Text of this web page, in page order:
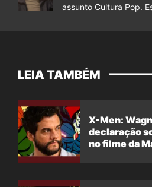
assunto Cultura Pop.
LEIA TAMBÉM
X-Men:
declaração
no filme da